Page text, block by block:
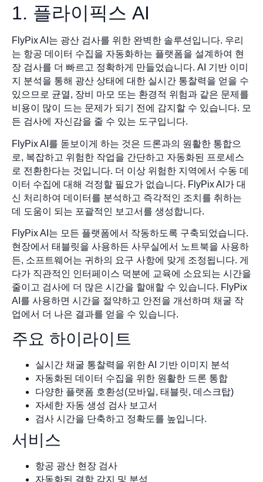
1. 플라이픽스 AI
FlyPix AI는 광산 검사를 위한 완벽한 솔루션입니다. 우리
는 항공 데이터 수집을 자동화하는 플랫폼을 설계하여 현
장 검사를 더 빠르고 정확하게 만들었습니다. AI 기반 이미
지 분석을 통해 광산 상태에 대한 실시간 통찰력을 얻을 수
있으므로 균열, 장비 마모 또는 환경적 위험과 같은 문제를
비용이 많이 드는 문제가 되기 전에 감지할 수 있습니다. 모
든 검사에 자신감을 줄 수 있는 도구입니다.
FlyPix AI를 돋보이게 하는 것은 드론과의 원활한 통합으
로, 복잡하고 위험한 작업을 간단하고 자동화된 프로세스
로 전환한다는 것입니다. 더 이상 위험한 지역에서 수동 데
이터 수집에 대해 걱정할 필요가 없습니다. FlyPix AI가 대
신 처리하여 데이터를 분석하고 즉각적인 조치를 취하는
데 도움이 되는 포괄적인 보고서를 생성합니다.
FlyPix AI는 모든 플랫폼에서 작동하도록 구축되었습니다.
현장에서 태블릿을 사용하든 사무실에서 노트북을 사용하
든, 소프트웨어는 귀하의 요구 사항에 맞게 조정됩니다. 게
다가 직관적인 인터페이스 덕분에 교육에 소요되는 시간을
줄이고 검사에 더 많은 시간을 할애할 수 있습니다. FlyPix
AI를 사용하면 시간을 절약하고 안전을 개선하며 채굴 작
업에서 더 나은 결과를 얻을 수 있습니다.
주요 하이라이트
실시간 채굴 통찰력을 위한 AI 기반 이미지 분석
자동화된 데이터 수집을 위한 원활한 드론 통합
다양한 플랫폼 호환성(모바일, 태블릿, 데스크탑)
자세한 자동 생성 검사 보고서
검사 시간을 단축하고 정확도를 높입니다.
서비스
항공 광산 현장 검사
자동화된 결함 감지 및 분석